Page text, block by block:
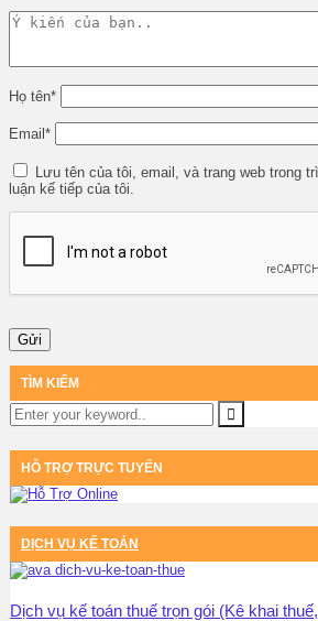
Họ tên*
Email *
Lưu tên của tôi, email, và trang web trong
luận kế tiếp của tôi.
TÌM KIẾM
HỖ TRỢ TRỰC TUYẾN
DỊCH VỤ KẾ TOÁN
Dịch vụ kế toán thuế trọn gói (Kê khai